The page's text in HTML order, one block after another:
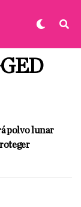
polvo lunar